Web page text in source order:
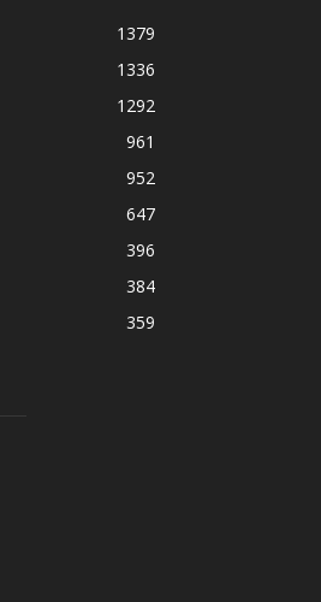
1379
1336
1292
961
952
647
396
384
359